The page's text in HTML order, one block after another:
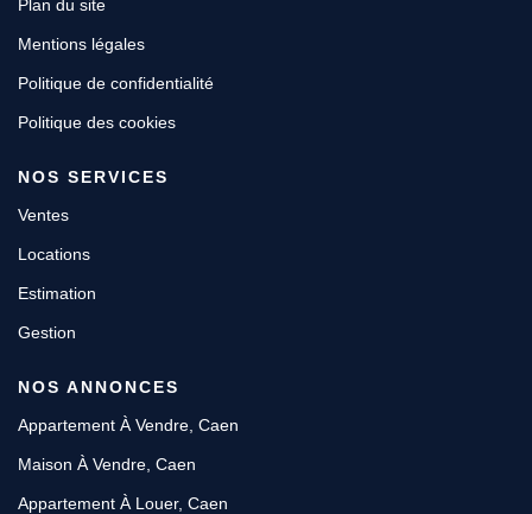
Plan du site
Mentions légales
Politique de confidentialité
Politique des cookies
NOS SERVICES
Ventes
Locations
Estimation
Gestion
NOS ANNONCES
Appartement À Vendre, Caen
Maison À Vendre, Caen
Appartement À Louer, Caen